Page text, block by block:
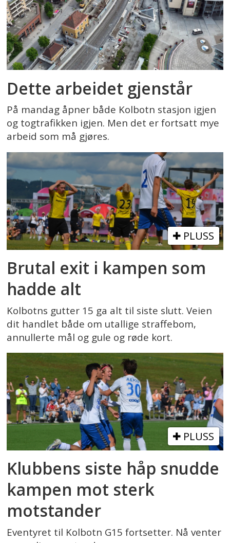
Dette arbeidet gjenstår
På mandag åpner både Kolbotn stasjon igjen
og togtrafikken igjen. Men det er fortsatt mye
arbeid som må gjøres.
PLUSS
Brutal exit i kampen som
hadde alt
Kolbotns gutter 15 ga alt til siste slutt. Veien
dit handlet både om utallige straffebom,
annullerte mål og gule og røde kort.
PLUSS
Klubbens siste håp snudde
kampen mot sterk
motstander
Eventyret til Kolbotn G15 fortsetter. Nå venter